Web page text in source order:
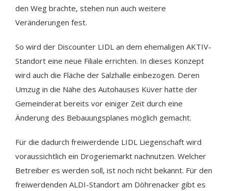
den Weg brachte, stehen nun auch weitere
Veränderungen fest.
So wird der Discounter LIDL an dem ehemaligen AKTIV-
Standort eine neue Filiale errichten. In dieses Konzept
wird auch die Fläche der Salzhalle einbezogen. Deren
Umzug in die Nähe des Autohauses Küver hatte der
Gemeinderat bereits vor einiger Zeit durch eine
Änderung des Bebauungsplanes möglich gemacht.
Für die dadurch freiwerdende LIDL Liegenschaft wird
voraussichtlich ein Drogeriemarkt nachnutzen. Welcher
Betreiber es werden soll, ist noch nicht bekannt. Für den
freiwerdenden ALDI-Standort am Döhrenacker gibt es